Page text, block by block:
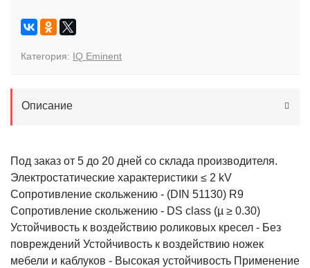
Категория: IQ Eminent
Описание
Под заказ от 5 до 20 дней со склада производителя.
Электростатические характеристики ≤ 2 kV
Сопротивление скольжению - (DIN 51130) R9
Сопротивление скольжению - DS class (µ ≥ 0.30)
Устойчивость к воздействию роликовых кресел - Без
повреждений Устойчивость к воздействию ножек
мебели и каблуков - Высокая устойчивость Применение